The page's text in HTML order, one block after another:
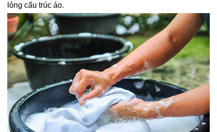
lỏng cấu trúc áo.